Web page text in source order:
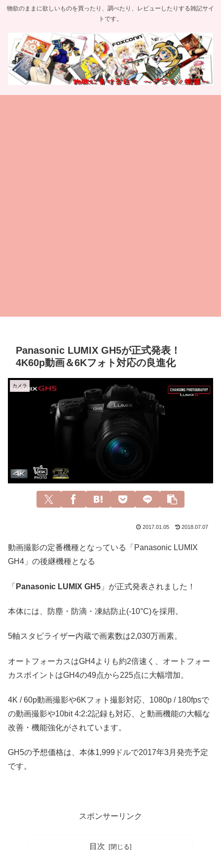
物欲のままに欲しいものを買ったり、調べたり、レビューしたりする雑記サイ
トです。
Panasonic LUMIX GH5が正式発表！
4K60p動画＆6Kフォト対応の良進化
カメラ
2017.01.05 2018.07.07
動画撮影の定番機種となっている「Panasonic LUMIX
GH4」の後継機種となる
「 Panasonic LUMIX GH5 」が正式発表されました！
本体には、防塵・防滴・凍結防止(-10°C)を採用。
5軸スタビライザー内蔵で画素数は2,030万画素。
オートフォーカスはGH4よりも約2倍速く、オートフォー
カスポイントはGH4の49点から225点に大幅増加。
4K / 60p動画撮影や6Kフォト撮影対応、1080p / 180fpsで
の動画撮影や10bit 4:2:2記録も対応、と動画機能の大幅な
改善・機能強化がされています。
GH5の予想価格は、本体1,999ドルで2017年3月発売予定
です。
スポンサーリンク
目次